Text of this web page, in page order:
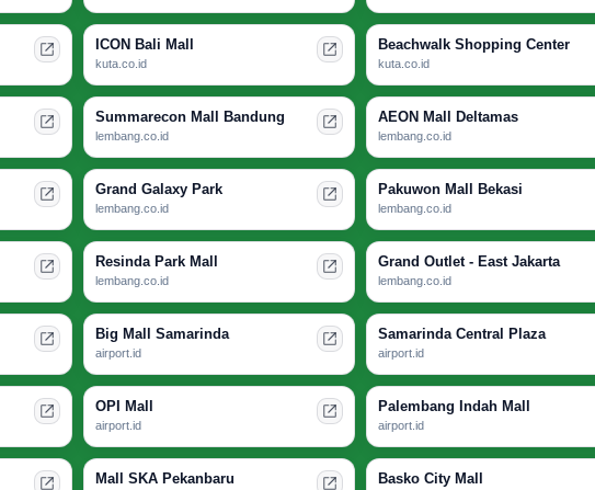
ICON Bali Mall
kuta.co.id
Beachwalk Shopping Center
kuta.co.id
Summarecon Mall Bandung
lembang.co.id
AEON Mall Deltamas
lembang.co.id
Grand Galaxy Park
lembang.co.id
Pakuwon Mall Bekasi
lembang.co.id
Resinda Park Mall
lembang.co.id
Grand Outlet - East Jakarta
lembang.co.id
Big Mall Samarinda
airport.id
Samarinda Central Plaza
airport.id
OPI Mall
airport.id
Palembang Indah Mall
airport.id
Mall SKA Pekanbaru Basko City Mall